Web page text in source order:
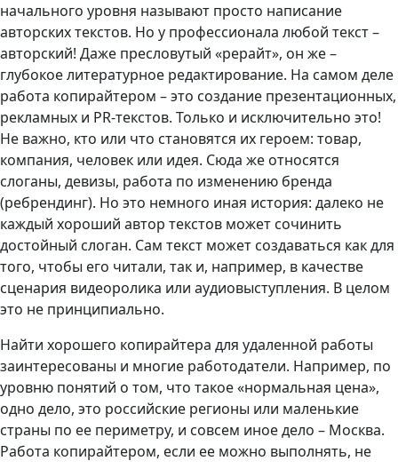
начального уровня называют просто написание
авторских текстов. Но у профессионала любой текст –
авторский! Даже пресловутый «рерайт», он же –
глубокое литературное редактирование. На самом деле
работа копирайтером – это создание презентационных,
рекламных и PR-текстов. Только и исключительно это!
Не важно, кто или что становятся их героем: товар,
компания, человек или идея. Сюда же относятся
слоганы, девизы, работа по изменению бренда
(ребрендинг). Но это немного иная история: далеко не
каждый хороший автор текстов может сочинить
достойный слоган. Сам текст может создаваться как для
того, чтобы его читали, так и, например, в качестве
сценария видеоролика или аудиовыступления. В целом
это не принципиально.
Найти хорошего копирайтера для удаленной работы
заинтересованы и многие работодатели. Например, по
уровню понятий о том, что такое «нормальная цена»,
одно дело, это российские регионы или маленькие
страны по ее периметру, и совсем иное дело – Москва.
Работа копирайтером, если ее можно выполнять, не